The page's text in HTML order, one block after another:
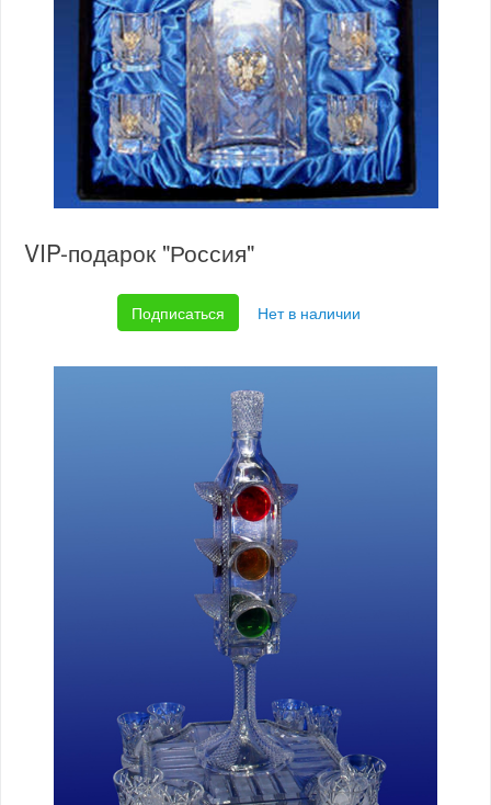
VIP-подарок "Россия"
Подписаться Нет в наличии